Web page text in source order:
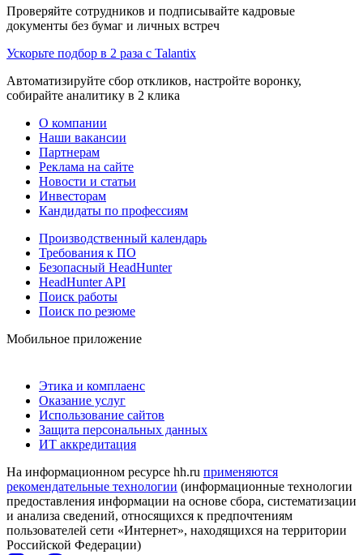
Проверяйте сотрудников и подписывайте кадровые
документы без бумаг и личных встреч
Ускорьте подбор в 2 раза с Talantix
Автоматизируйте сбор откликов, настройте воронку,
собирайте аналитику в 2 клика
О компании
Наши вакансии
Партнерам
Реклама на сайте
Новости и статьи
Инвесторам
Кандидаты по профессиям
Производственный календарь
Требования к ПО
Безопасный HeadHunter
HeadHunter API
Поиск работы
Поиск по резюме
Мобильное приложение
Этика и комплаенс
Оказание услуг
Использование сайтов
Защита персональных данных
ИТ аккредитация
На информационном ресурсе hh.ru применяются
рекомендательные технологии (информационные технологии
предоставления информации на основе сбора, систематизации
и анализа сведений, относящихся к предпочтениям
пользователей сети «Интернет», находящихся на территории
Российской Федерации)